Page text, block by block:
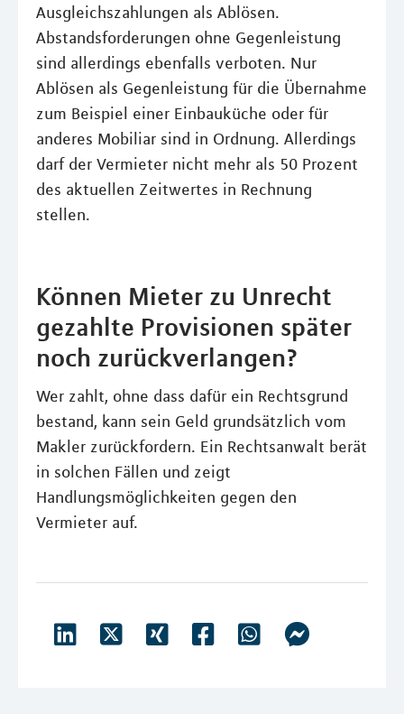
Ausgleichszahlungen als Ablösen.
Abstandsforderungen ohne Gegenleistung
sind allerdings ebenfalls verboten. Nur
Ablösen als Gegenleistung für die Übernahme
zum Beispiel einer Einbauküche oder für
anderes Mobiliar sind in Ordnung. Allerdings
darf der Vermieter nicht mehr als 50 Prozent
des aktuellen Zeitwertes in Rechnung
stellen.
Können Mieter zu Unrecht
gezahlte Provisionen später
noch zurückverlangen?
Wer zahlt, ohne dass dafür ein Rechtsgrund
bestand, kann sein Geld grundsätzlich vom
Makler zurückfordern. Ein Rechtsanwalt berät
in solchen Fällen und zeigt
Handlungsmöglichkeiten gegen den
Vermieter auf.